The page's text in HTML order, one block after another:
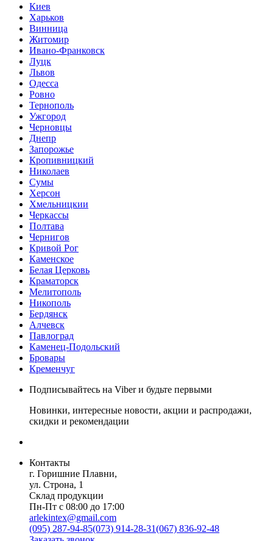
Киев
Харьков
Винница
Житомир
Ивано-Франковск
Луцк
Львов
Одесса
Ровно
Тернополь
Ужгород
Черновцы
Днепр
Запорожье
Кропивницкий
Николаев
Сумы
Херсон
Хмельницкии
Черкассы
Полтава
Чернигов
Кривой Рог
Каменское
Белая Церковь
Краматорск
Мелитополь
Никополь
Бердянск
Алчевск
Павлоград
Каменец-Подольский
Бровары
Кременчуг
Подписывайтесь на Viber и будьте первыми
Новинки, интересные новости, акции и распродажи,
скидки и рекомендации
Контакты
г. Горишние Плавни,
ул. Строна, 1
Склад продукции
Пн-Пт с 08:00 до 17:00
arlekintex@gmail.com
(095) 287-94-85(073) 914-28-31(067) 836-92-48